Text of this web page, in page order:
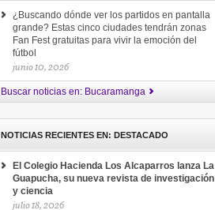
¿Buscando dónde ver los partidos en pantalla
grande? Estas cinco ciudades tendrán zonas
Fan Fest gratuitas para vivir la emoción del
fútbol
junio 10, 2026
Buscar noticias en: Bucaramanga
NOTICIAS RECIENTES EN: DESTACADO
El Colegio Hacienda Los Alcaparros lanza La
Guapucha, su nueva revista de investigación
y ciencia
julio 18, 2026